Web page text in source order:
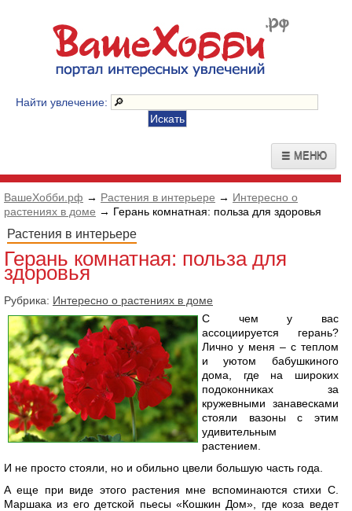
Найти увлечение:
☰ МЕНЮ
ВашеХобби.рф → Растения в интерьере → Интересно о
растениях в доме → Герань комнатная: польза для здоровья
Растения в интерьере
Герань комнатная: польза для
здоровья
Рубрика: Интересно о растениях в доме
С чем у вас
ассоциируется герань?
Лично у меня – с теплом
и уютом бабушкиного
дома, где на широких
подоконниках за
кружевными занавесками
стояли вазоны с этим
удивительным
растением.
И не просто стояли, но и обильно цвели большую часть года.
А еще при виде этого растения мне вспоминаются стихи С.
Маршака из его детской пьесы «Кошкин Дом», где коза ведет